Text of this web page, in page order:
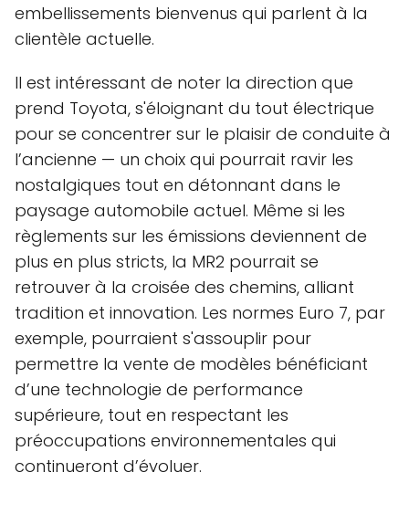
embellissements bienvenus qui parlent à la
clientèle actuelle.
Il est intéressant de noter la direction que
prend Toyota, s'éloignant du tout électrique
pour se concentrer sur le plaisir de conduite à
l’ancienne — un choix qui pourrait ravir les
nostalgiques tout en détonnant dans le
paysage automobile actuel. Même si les
règlements sur les émissions deviennent de
plus en plus stricts, la MR2 pourrait se
retrouver à la croisée des chemins, alliant
tradition et innovation. Les normes Euro 7, par
exemple, pourraient s'assouplir pour
permettre la vente de modèles bénéficiant
d’une technologie de performance
supérieure, tout en respectant les
préoccupations environnementales qui
continueront d’évoluer.